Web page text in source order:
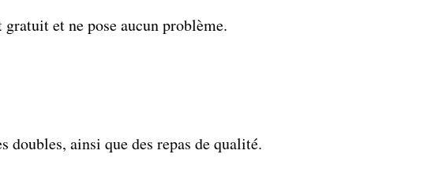
et ne pose aucun problème.
doubles, ainsi que des repas de qualité.